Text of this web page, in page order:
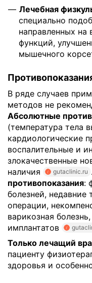
Лечебная
специально
направленных на
функций,
мышечного
В ряде случаев
методов не
Абсолютные
(температура тела
кардиологические
воспалительные и
злокачественные
наличия
gutaclinic.ru .
противопоказания:
болезней, недавние
операции,
варикозная
имплантатов
Только лечащий
пациенту
здоровья и